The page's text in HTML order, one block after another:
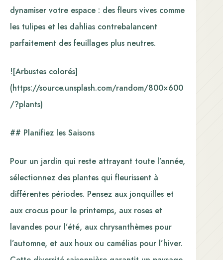
dynamiser votre espace : des fleurs vives comme
les tulipes et les dahlias contrebalancent
parfaitement des feuillages plus neutres.
![Arbustes colorés]
(https://source.unsplash.com/random/800×600
/?plants)
## Planifiez les Saisons
Pour un jardin qui reste attrayant toute l’année,
sélectionnez des plantes qui fleurissent à
différentes périodes. Pensez aux jonquilles et
aux crocus pour le printemps, aux roses et
lavandes pour l’été, aux chrysanthèmes pour
l’automne, et aux houx ou camélias pour l’hiver.